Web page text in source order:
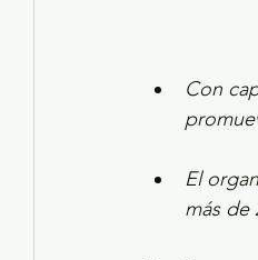
Con
El
más de